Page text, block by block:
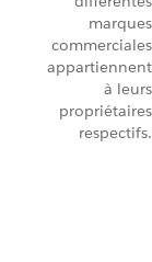
marques
commerciales
appartiennent
à leurs
propriétaires
respectifs.